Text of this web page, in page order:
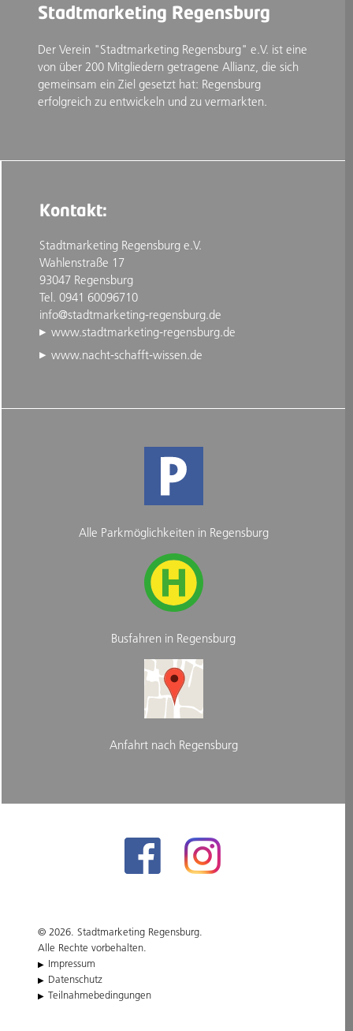
Stadtmarketing Regensburg
Der Verein "Stadtmarketing Regensburg" e.V. ist eine
von über 200 Mitgliedern getragene Allianz, die sich
gemeinsam ein Ziel gesetzt hat: Regensburg
erfolgreich zu entwickeln und zu vermarkten.
Kontakt:
Stadtmarketing Regensburg e.V.
Wahlenstraße 17
93047 Regensburg
Tel. 0941 60096710
info@stadtmarketing-regensburg.de
www.stadtmarketing-regensburg.de
www.nacht-schafft-wissen.de
Alle Parkmöglichkeiten in Regensburg
Busfahren in Regensburg
Anfahrt nach Regensburg
© 2026. Stadtmarketing Regensburg.
Alle Rechte vorbehalten.
Impressum
Datenschutz
Teilnahmebedingungen